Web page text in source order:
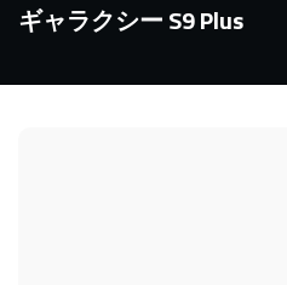
ギャラクシー S9 Plus